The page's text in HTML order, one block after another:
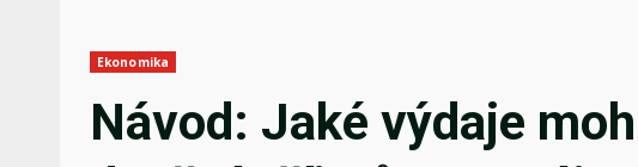
Ekonomika
Návod: Jaké výdaje